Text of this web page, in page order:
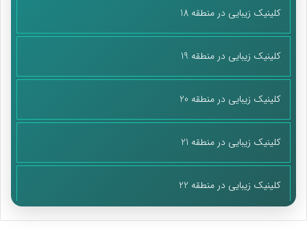
کلینیک زیبایی در منطقه 18
کلینیک زیبایی در منطقه 19
کلینیک زیبایی در منطقه 20
کلینیک زیبایی در منطقه 21
کلینیک زیبایی در منطقه 22